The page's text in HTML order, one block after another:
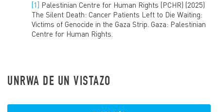
[1] Palestinian Centre for Human Rights (PCHR) (2025)
The Silent Death: Cancer Patients Left to Die Waiting:
Victims of Genocide in the Gaza Strip. Gaza: Palestinian
Centre for Human Rights.
UNRWA DE UN VISTAZO